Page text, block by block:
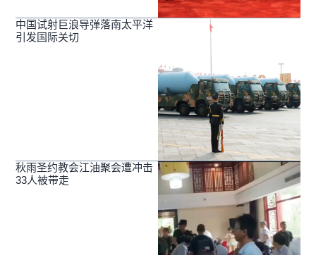
中国试射巨浪导弹落南太平洋
引发国际关切
秋雨圣约教会江油聚会遭冲击
33人被带走